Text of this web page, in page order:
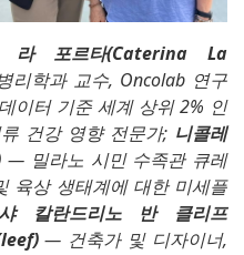
라 포르타(Caterina La
리학과 교수, Oncolab 연구
이터 기준 세계 상위 2% 인
건강 영향 전문가; 니콜레
— 밀라노 시민 수족관 큐레
육상 생태계에 대한 미세플
샤 칼란드리노 반 클리프
— 건축가 및 디자이너,